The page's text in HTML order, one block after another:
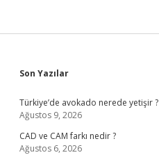
Sidebar
Son Yazılar
Türkiye’de avokado nerede yetişir ?
Ağustos 9, 2026
CAD ve CAM farkı nedir ?
Ağustos 6, 2026